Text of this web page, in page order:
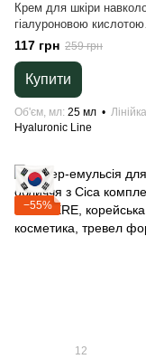
Крем для шкіри
гіалуроновою кислотою
HIDEHERE, корейська
косметика, тревел
117 грн 259 грн
Купити
Об'єм, мл 25 мл
Лінійка
Hyaluronic Line
−55%
12